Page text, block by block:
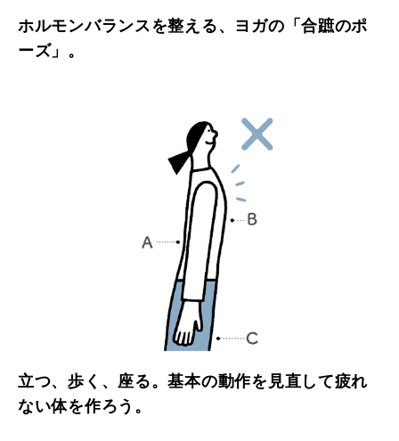
ホルモンバランスを整える、ヨガの「合蹠のポ
ーズ」。
立つ、歩く、座る。基本の動作を見直して疲れ
ない体を作ろう。